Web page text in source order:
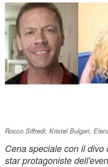
Rocco Siffredi, Kristel Bulgari,
Cena speciale con il
star protagoniste